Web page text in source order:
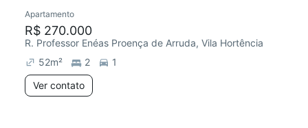
Apartamento
R$ 270.000
R. Professor Enéas Proença de Arruda, Vila Hortência
52m² 2
1
Ver contato